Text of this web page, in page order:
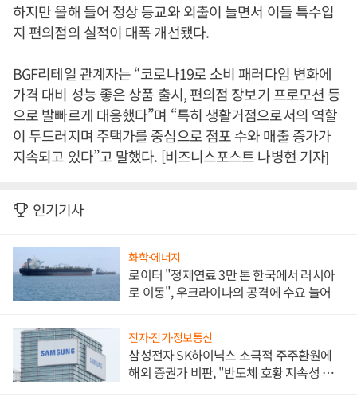
하지만 올해 들어 정상 등교와 외출이 늘면서 이들 특수입
지 편의점의 실적이 대폭 개선됐다.
BGF리테일 관계자는 “코로나19로 소비 패러다임 변화에
가격 대비 성능 좋은 상품 출시, 편의점 장보기 프로모션 등
으로 발빠르게 대응했다”며 “특히 생활거점으로서의 역할
이 두드러지며 주택가를 중심으로 점포 수와 매출 증가가
지속되고 있다”고 말했다. [비즈니스포스트 나병현 기자]
인기기사
화학·에너지
로이터 "정제연료 3만 톤 한국에서 러시아
로 이동", 우크라이나의 공격에 수요 늘어
전자·전기·정보통신
삼성전자 SK하이닉스 소극적 주주환원에
해외 증권가 비판, "반도체 호황 지속성 의